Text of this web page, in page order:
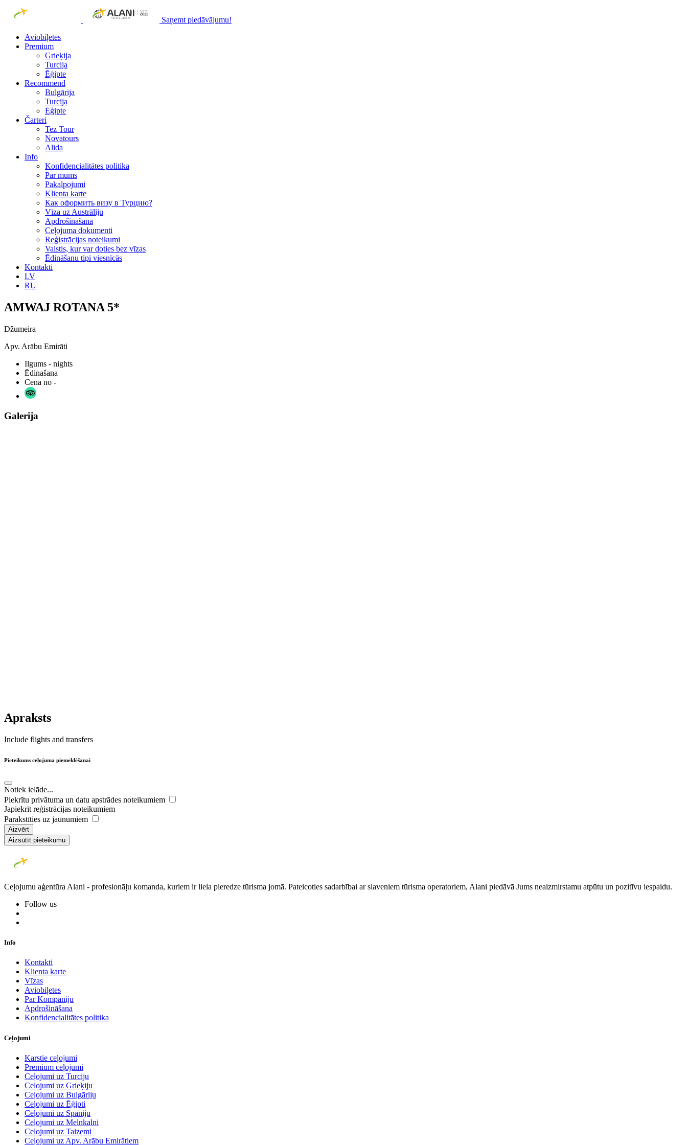
Saņemt piedāvājumu!
Aviobiļetes
Premium
Grieķija
Turcija
Ēģipte
Recommend
Bulgārija
Turcija
Ēģipte
Čarteri
Tez Tour
Novatours
Alida
Info
Konfidencialitātes politika
Par mums
Рakalpojumi
Klienta karte
Как оформить визу в Турцию?
Vīza uz Austrāliju
Apdrošināšana
Ceļojuma dokumenti
Reģistrācijas noteikumi
Valstis, kur var doties bez vīzas
Ēdināšanu tipi viesnīcās
Kontakti
LV
RU
AMWAJ ROTANA 5*
Džumeira
Apv. Arābu Emirāti
Ilgums - nights
Ēdinašana
Cena no -
Galerija
Apraksts
Include flights and transfers
Pieteikums ceļojuma piemeklēšanai
Notiek ielāde...
Piekrītu privātuma un datu apstrādes noteikumiem
Japiekrīt reģistrācijas noteikumiem
Parakstīties uz jaunumiem
Aizvērt
Aizsūtīt pieteikumu
Ceļojumu aģentūra Alani - profesionāļu komanda, kuriem ir liela pieredze tūrisma jomā. Pateicoties sadarbībai ar slaveniem tūrisma operatoriem, Alani piedāvā Jums neaizmirstamu atpūtu un pozitīvu iespaidu.
Follow us
Info
Kontakti
Klienta karte
Vīzas
Aviobiļetes
Par Kompāniju
Apdrošināšana
Konfidencialitātes politika
Ceļojumi
Karstie ceļojumi
Premium ceļojumi
Ceļojumi uz Turciju
Ceļojumi uz Grieķiju
Ceļojumi uz Bulgāriju
Ceļojumi uz Ēģipti
Ceļojumi uz Spāniju
Ceļojumi uz Melnkalni
Ceļojumi uz Taizemi
Ceļojumi uz Apv. Arābu Emirātiem